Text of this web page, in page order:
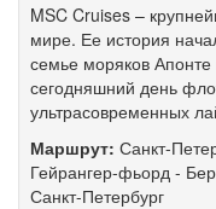
MSC Cruises –
мире. Ее история
семье моряков
сегодняшний день
ультрасовременных
Маршрут: Санкт-
Гейрангер-фьорд -
Санкт-Петербург